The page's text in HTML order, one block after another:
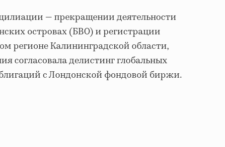
— прекращении деятельности
островах (БВО) и регистрации
регионе Калининградской области,
согласовала делистинг глобальных
с Лондонской фондовой биржи.